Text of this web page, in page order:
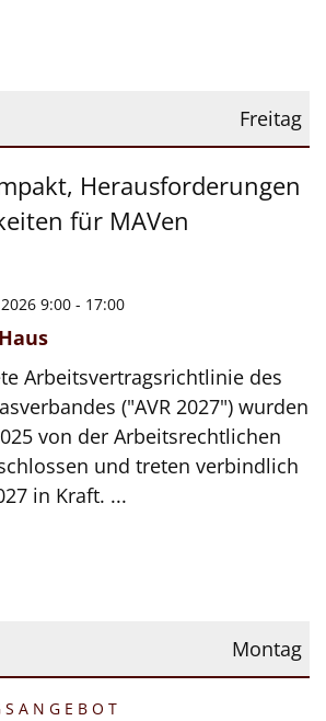
Freitag
Herausforderungen
für MAVen
9:00 - 17:00
Arbeitsvertragsrichtlinie des
("AVR 2027") wurden
von der Arbeitsrechtlichen
und treten verbindlich
in Kraft. ...
Montag
2026
A N G E B O T: